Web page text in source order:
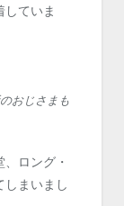
ていま
おじさまも
ロング・
しまいまし